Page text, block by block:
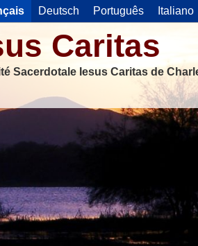
Deutsch Português Italiano
Caritas
Sacerdotale Iesus Caritas de